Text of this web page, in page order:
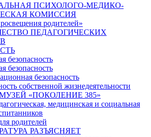
ПСИХОЛОГО-МЕДИКО-
КОМИССИЯ
родителей»
ПЕДАГОГИЧЕСКИХ
безопасность
безопасность
безопасность
собственной жизнедеятельности
«ПОКОЛЕНИЕ 385»
медицинская и социальная
родителей
РАЗЪЯСНЯЕТ